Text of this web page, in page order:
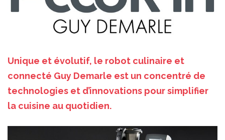
Unique et évolutif, le robot culinaire et
connecté Guy Demarle est un concentré de
technologies et d’innovations pour simplifier
la cuisine au quotidien.